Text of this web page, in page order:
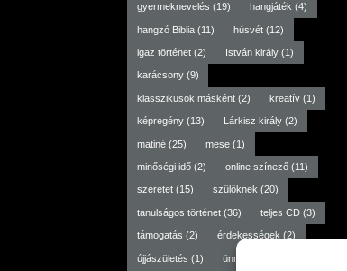
gyermeknevelés (19) hangjáték (4)
hangzó Biblia(11) húsvét(12)
igaz történet(2) István király(1)
karácsony(9)
klasszikusok másként(2) kreatív(1)
képregény(13) Lárkisz király(2)
matiné(25) mese(1)
minőségi idő(2) online színező(11)
szeretet(15) szülőknek (20)
tanulságos történet(36) teljes CD(3)
támogatás (2) érdekességek (2)
újjászületés (1) ünneptől független